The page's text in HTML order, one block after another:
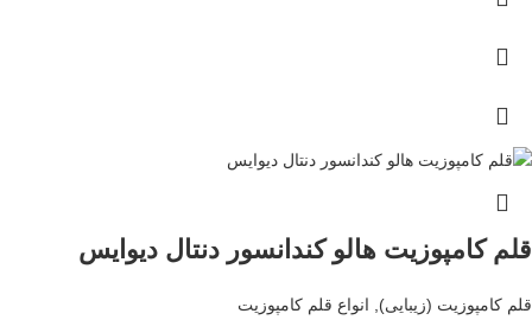
قلم کامپوزیت هالو کندانسور دنتال دیوایس
قلم کامپوزیت (زیبایی)
انواع قلم کامپوزیت